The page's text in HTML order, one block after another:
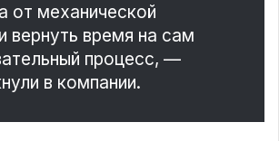
от механической
вернуть время на сам
процесс, —
в компании.